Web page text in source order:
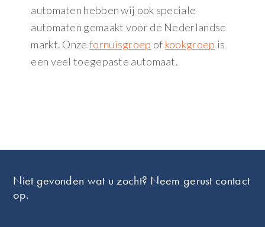
automaten hebben wij ook speciale
automaten gemaakt voor de Nederlandse
markt. Onze fornuisgroep of kookgroep is
een veel toegepaste automaat.
Niet gevonden wat u zocht? Neem gerust contact
op.